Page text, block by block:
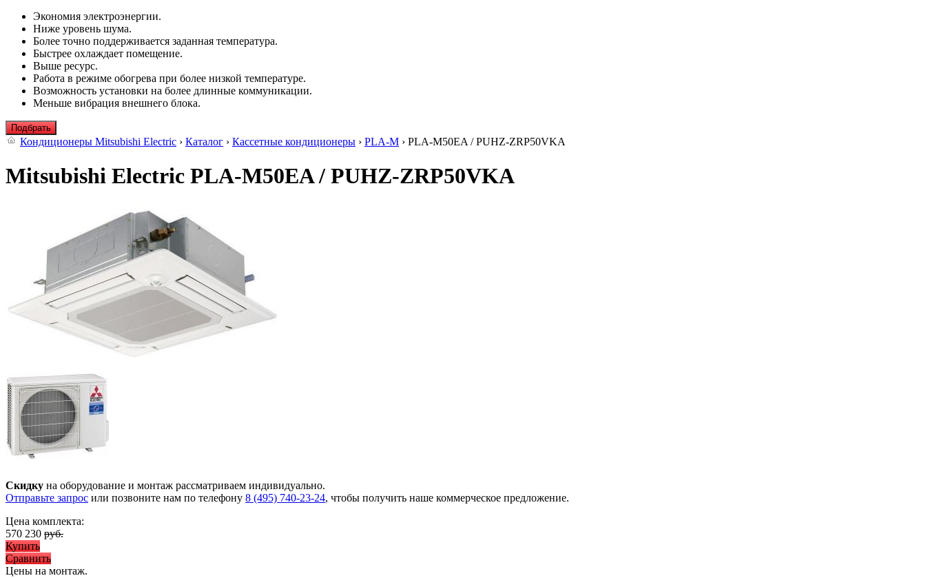
Экономия электроэнергии.
Ниже уровень шума.
Более точно поддерживается заданная температура.
Быстрее охлаждает помещение.
Выше ресурс.
Работа в режиме обогрева при более низкой температуре.
Возможность установки на более длинные коммуникации.
Меньше вибрация внешнего блока.
Подбрать
Кондиционеры Mitsubishi Electric › Каталог › Кассетные кондиционеры › PLA-M › PLA-M50EA / PUHZ-ZRP50VKA
Mitsubishi Electric PLA-M50EA / PUHZ-ZRP50VKA
Скидку на оборудование и монтаж рассматриваем индивидуально.
Отправьте запрос или позвоните нам по телефону 8 (495) 740-23-24, чтобы получить наше коммерческое предложение.
Цена комплекта:
570 230 руб.
Купить
Сравнить
Цены на монтаж.